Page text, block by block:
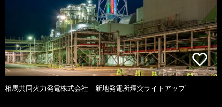
相馬共同火力発電株式会社 新地発電所煙突ライトアップ